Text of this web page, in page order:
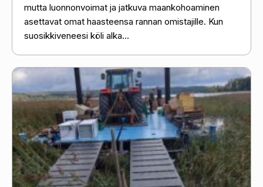
mutta luonnonvoimat ja jatkuva maankohoaminen
asettavat omat haasteensa rannan omistajille. Kun
suosikkiveneesi köli alka...